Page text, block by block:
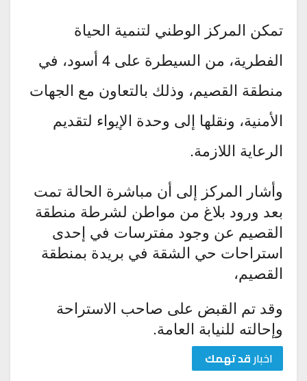
تمكن المركز الوطني لتنمية الحياة
الفطرية، من السيطرة على 4 أسود، في
منطقة القصيم، وذلك بالتعاون مع الجهات
الأمنية، ونقلها إلى وحدة الإيواء لتقديم
الرعاية اللازمة.
وأشار المركز إلى أن مباشرة الحالة تمت
بعد ورود بلاغ من مواطن لشرطة منطقة
القصيم عن وجود مفترسات في إحدى
استراحات حي الشقة في بريدة بمنطقة
القصيم،
وقد تم القبض على صاحب الاستراحة
وإحالته للنيابة العامة.
اخبارقد تهمك